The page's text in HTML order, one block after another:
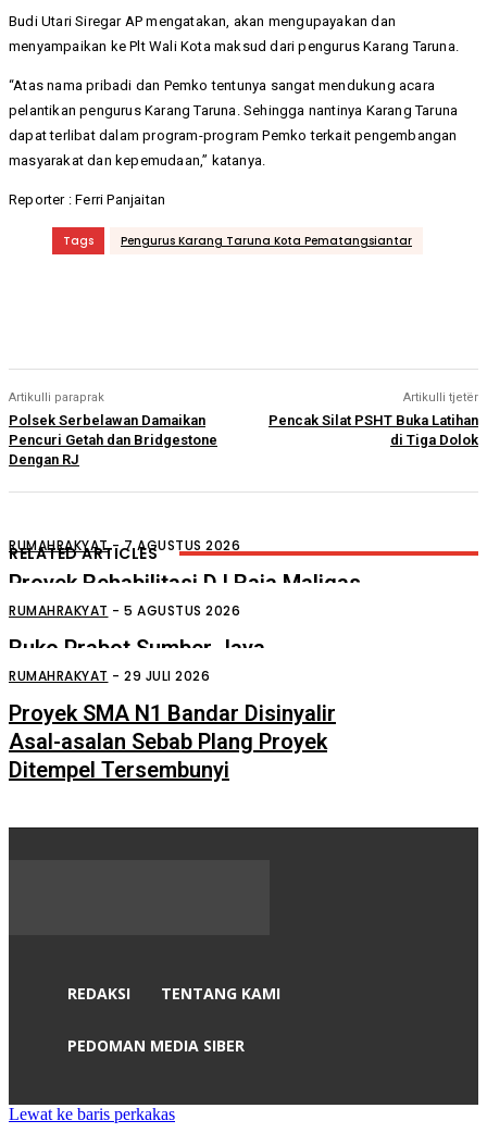
Budi Utari Siregar AP mengatakan, akan mengupayakan dan
menyampaikan ke Plt Wali Kota maksud dari pengurus Karang Taruna.
“Atas nama pribadi dan Pemko tentunya sangat mendukung acara
pelantikan pengurus Karang Taruna. Sehingga nantinya Karang Taruna
dapat terlibat dalam program-program Pemko terkait pengembangan
masyarakat dan kepemudaan,” katanya.
Reporter : Ferri Panjaitan
Tags Pengurus Karang Taruna Kota Pematangsiantar
Artikulli paraprak
Polsek Serbelawan Damaikan
Pencuri Getah dan Bridgestone
Dengan RJ
Artikulli tjetër
Pencak Silat PSHT Buka Latihan
di Tiga Dolok
RELATED ARTICLES
RUMAHRAKYAT - 7 AGUSTUS 2026
Proyek Rehabilitasi D.I Raja Maligas
Diduga Asal Jadi
RUMAHRAKYAT - 5 AGUSTUS 2026
Ruko Prabot Sumber Jaya
Perdagangan Terbakar
RUMAHRAKYAT - 29 JULI 2026
Proyek SMA N1 Bandar Disinyalir
Asal-asalan Sebab Plang Proyek
Ditempel Tersembunyi
REDAKSI TENTANG KAMI
PEDOMAN MEDIA SIBER
Lewat ke baris perkakas